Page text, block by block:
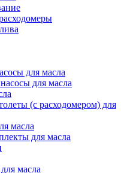
для масла
для масла
(с расходомером) для
масла
для масла
масла